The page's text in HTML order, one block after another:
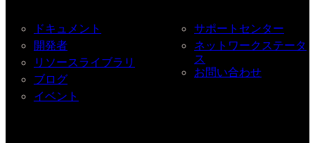
ドキュメント
開発者
リソースライブラリ
ブログ
イベント
サポートセンター
ネットワークステータ
ス
お問い合わせ